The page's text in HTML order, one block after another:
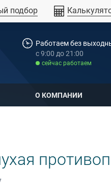
подбор
Работаем без
c 9:00 до 21:00
cейчас работаем
О КОМПАНИИ